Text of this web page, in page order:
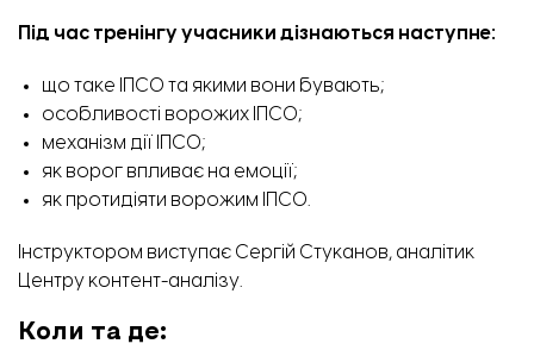
Під час тренінгу учасники дізнаються наступне:
що таке ІПСО та якими вони бувають;
особливості ворожих ІПСО;
механізм дії ІПСО;
як ворог впливає на емоції;
як протидіяти ворожим ІПСО.
Інструктором виступає Сергій Стуканов, аналітик
Центру контент-аналізу.
Коли та де: